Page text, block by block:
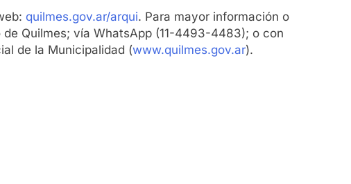
quilmes.gov.ar/arqui. Para mayor información o
Quilmes; vía WhatsApp (11-4493-4483); o con
de la Municipalidad (www.quilmes.gov.ar).